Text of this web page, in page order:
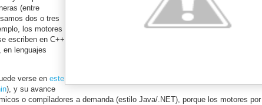
(entre
dos o tres
los motores
escriben en C++
lenguajes
verse en este
), y su avance
o compiladores a demanda (estilo Java/.NET), porque los motores